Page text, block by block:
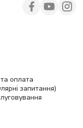
оплата
запитання)